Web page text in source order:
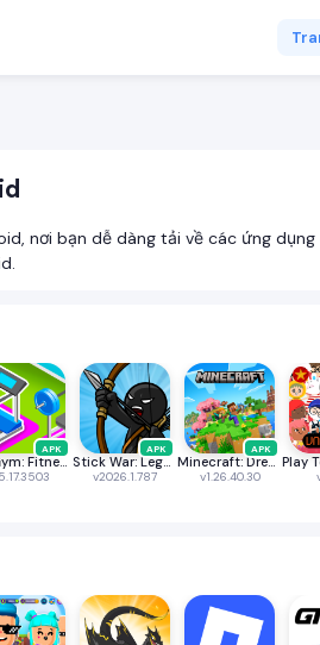
nơi bạn dễ dàng tải về các ứng
APK
My Gym: Fitness Studio Manager
APK
Stick War: Legacy
v2026.1.787
APK
Minecraft: Dream it, Build it!
v1.26.40.30